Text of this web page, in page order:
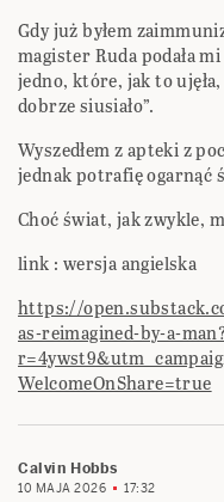
Gdy już byłem
magister Ruda podała
jedno, które, jak to
dobrze siusiało”.
Wyszedłem z apteki z
jednak potrafię ogarnąć
Choć świat, jak zwykle,
link : wersja angielska
https://
as-reimagined-by-a-
WelcomeOnShare=true
Calvin Hobbs
10 MAJA 2026 17:32